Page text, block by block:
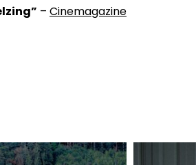
– Cinemagazine